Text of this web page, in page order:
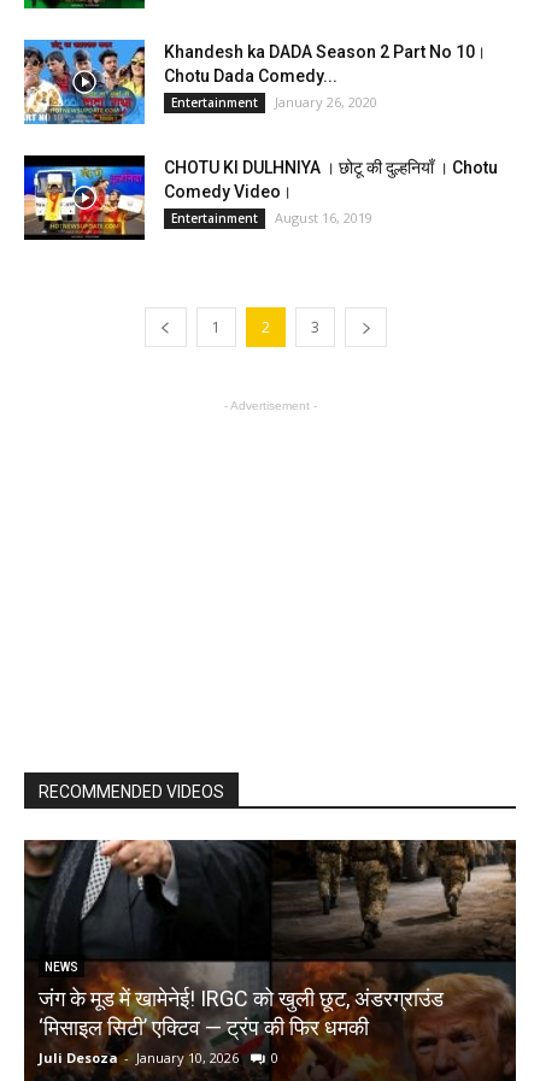
Khandesh ka DADA Season 2 Part No 10।
Chotu Dada Comedy...
Entertainment January 26, 2020
CHOTU KI DULHNIYA । छोटू की दुल्हनियाँ । Chotu
Comedy Video।
Entertainment August 16, 2019
1 2 3
- Advertisement -
RECOMMENDED VIDEOS
NEWS
जंग के मूड में खामेनेई! IRGC को खुली छूट, अंडरग्राउंड
‘मिसाइल सिटी’ एक्टिव — ट्रंप की फिर धमकी
Juli Desoza - January 10, 2026 0